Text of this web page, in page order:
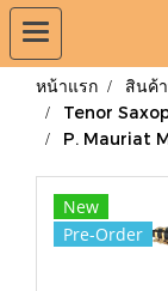
หน้าแรก สินค้
Tenor
P. Mauriat
New
Pre-Order